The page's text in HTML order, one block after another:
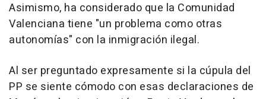
Asimismo, ha considerado que la Comunidad
Valenciana tiene "un problema como otras
autonomías" con la inmigración ilegal.
Al ser preguntado expresamente si la cúpula del
PP se siente cómodo con esas declaraciones de